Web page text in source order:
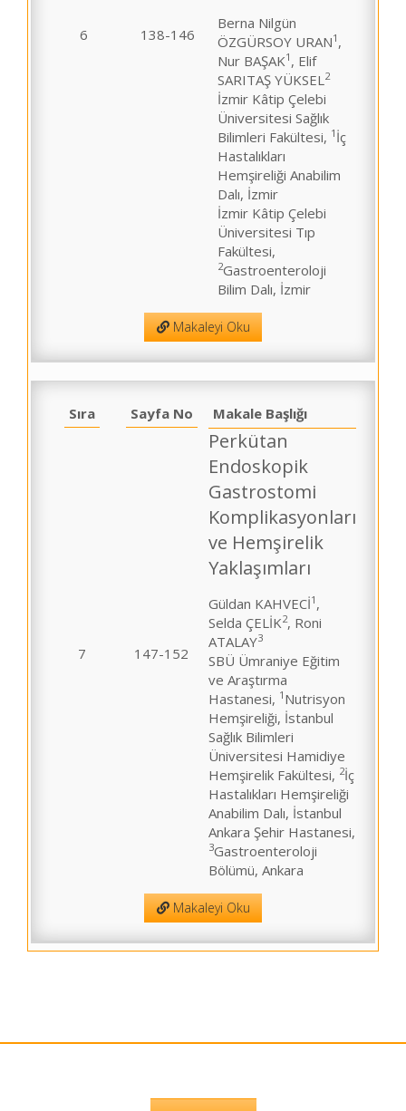
6 138-146
Berna Nilgün
ÖZGÜRSOY URAN1 ,
Nur BAŞAK1 , Elif
SARITAŞ YÜKSEL2
İzmir Kâtip Çelebi
Üniversitesi Sağlık
Bilimleri Fakültesi, 1 İç
Hastalıkları
Hemşireliği Anabilim
Dalı, İzmir
İzmir Kâtip Çelebi
Üniversitesi Tıp
Fakültesi,
2Gastroenteroloji
Bilim Dalı, İzmir
Makaleyi Oku
Sıra Sayfa No Makale Başlığı
7 147-152
Perkütan
Endoskopik
Gastrostomi
Komplikasyonları
ve Hemşirelik
Yaklaşımları
Güldan KAHVECİ1 ,
Selda ÇELİK2, Roni
ATALAY3
SBÜ Ümraniye Eğitim
ve Araştırma
Hastanesi, 1 Nutrisyon
Hemşireliği, İstanbul
Sağlık Bilimleri
Üniversitesi Hamidiye
Hemşirelik Fakültesi, 2İç
Hastalıkları Hemşireliği
Anabilim Dalı, İstanbul
Ankara Şehir Hastanesi,
3Gastroenteroloji
Bölümü, Ankara
Makaleyi Oku